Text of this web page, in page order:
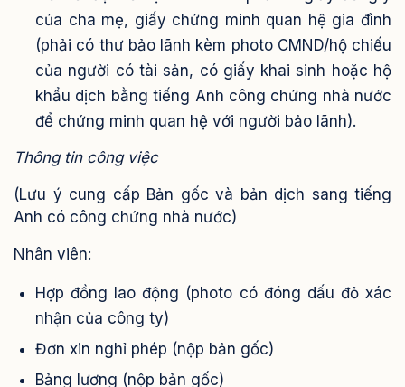
của cha mẹ, giấy chứng minh quan hệ gia đình
(phải có thư bảo lãnh kèm photo CMND/hộ chiếu
của người có tài sản, có giấy khai sinh hoặc hộ
khẩu dịch bằng tiếng Anh công chứng nhà nước
để chứng minh quan hệ với người bảo lãnh).
Thông tin công việc
(Lưu ý cung cấp Bản gốc và bản dịch sang tiếng
Anh có công chứng nhà nước)
Nhân viên:
Hợp đồng lao động (photo có đóng dấu đỏ xác
nhận của công ty)
Đơn xin nghỉ phép (nộp bản gốc)
Bảng lương (nộp bản gốc)